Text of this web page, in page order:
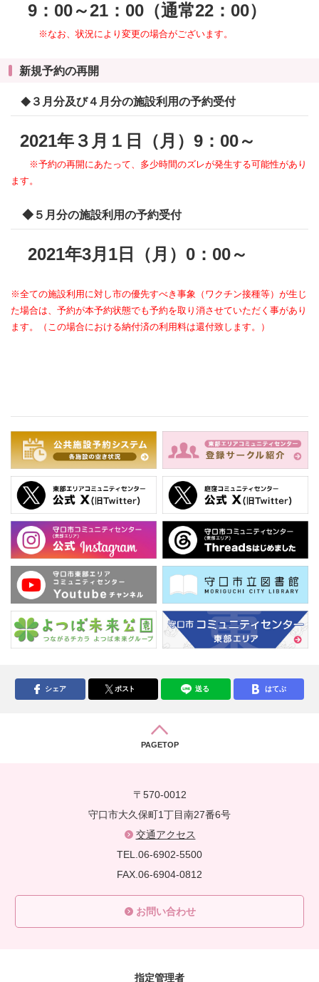
9：00～21：00（通常22：00）
※なお、状況により変更の場合がございます。
新規予約の再開
◆ ３月分及び４月分の施設利用の予約受付
2021年３月１日（月）9：00～
※予約の再開にあたって、多少時間のズレが発生する可能性があり
ます。
◆５月分の施設利用の予約受付
2021年3月1日（月）0：00～
※全ての施設利用に対し市の優先すべき事象（ワクチン接種等）が生じ
た場合は、予約が本予約状態でも予約を取り消させていただく事があり
ます。（この場合における納付済の利用料は還付致します。）
シェア ポスト 送る はてぶ
PAGETOP
〒570-0012
守口市大久保町1丁目南27番6号
交通アクセス
TEL.06-6902-5500
FAX.06-6904-0812
お問い合わせ
指定管理者